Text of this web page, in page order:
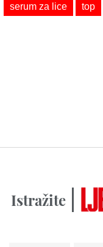
serum za lice
top
Istražite